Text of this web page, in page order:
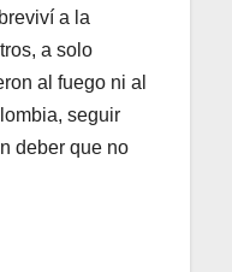
a la
a solo
al fuego ni al
seguir
deber que no